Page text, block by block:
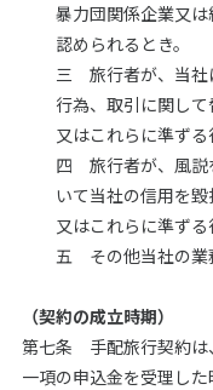
暴力団関係企業又
認められるとき。
三 旅行者が、当社
行為、取引に関し
又はこれらに準ずる
四 旅行者が、風説
いて当社の信用を
又はこれらに準ずる
五 その他当社の業
（契約の成立時期）
第七条 手配旅行契約は
一項の申込金を受理した